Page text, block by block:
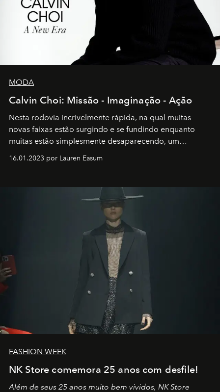
MODA
Calvin Choi: Missão - Imaginação - Ação
Nesta rodovia incrivelmente rápida, na qual muitas
novas faixas estão surgindo e se fundindo enquanto
muitas estão simplesmente desaparecendo, um
transportador AMTD abrindo caminho para muitos
por propósitos, com um claro senso de missão na vida e
16.01.2023 por Lauren Easum
FASHION WEEK
NK Store comemora 25 anos com desfile!
Além de seus 25 anos muito bem vividos, NK Store